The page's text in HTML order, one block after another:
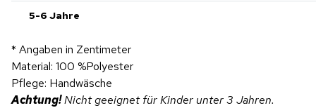
5-6 Jahre
* Angaben in Zentimeter
Material: 100 %Polyester
Pflege: Handwäsche
Achtung!Nicht geeignet für Kinder unter 3 Jahren.